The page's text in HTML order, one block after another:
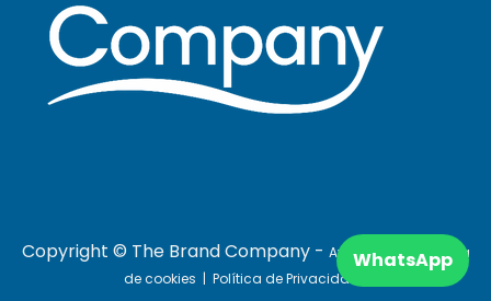
WhatsApp
Copyright © The Brand​ Company - Aviso Legal|Política
de cookies
Política de Privacidad